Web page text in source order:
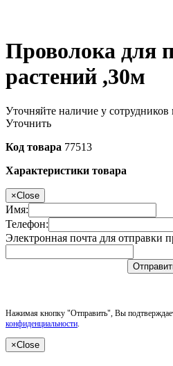
Проволока для
растений ,30м
Уточняйте наличие у сотрудников
Уточнить
Код товара 77513
Характеристики товара
×Close
Имя:
Телефон:
Электронная почта для отправки
Нажимая кнопку "Отправить", Вы
конфиденциальности.
×Close